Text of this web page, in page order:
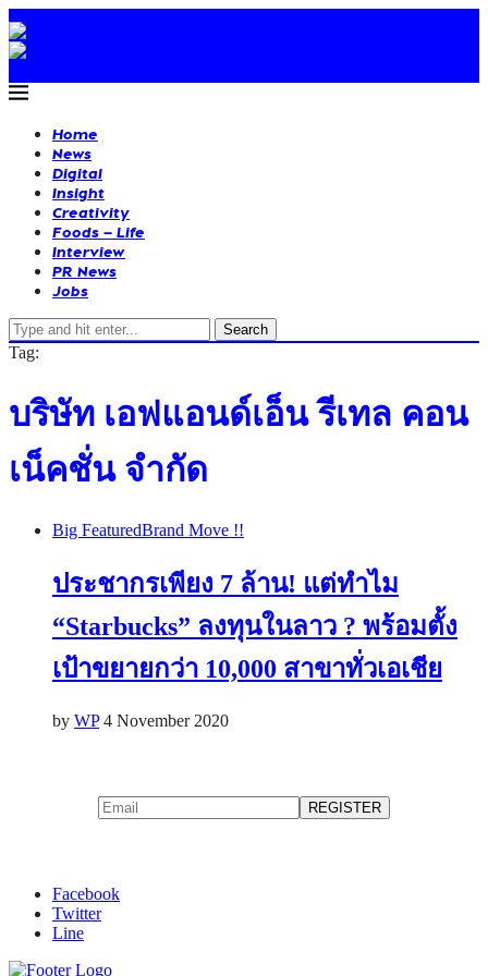
Home
News
Digital
Insight
Creativity
Foods – Life
Interview
PR News
Jobs
Search
Tag:
บริษัท เอฟแอนด์เอ็น รีเทล คอน
เน็คชั่น จำกัด
Big FeaturedBrand Move !!
ประชากรเพียง 7 ล้าน! แต่ทำไม
“Starbucks” ลงทุนในลาว ? พร้อมตั้ง
เป้าขยายกว่า 10,000 สาขาทั่วเอเชีย
by WP 4 November 2020
Facebook
Twitter
Line